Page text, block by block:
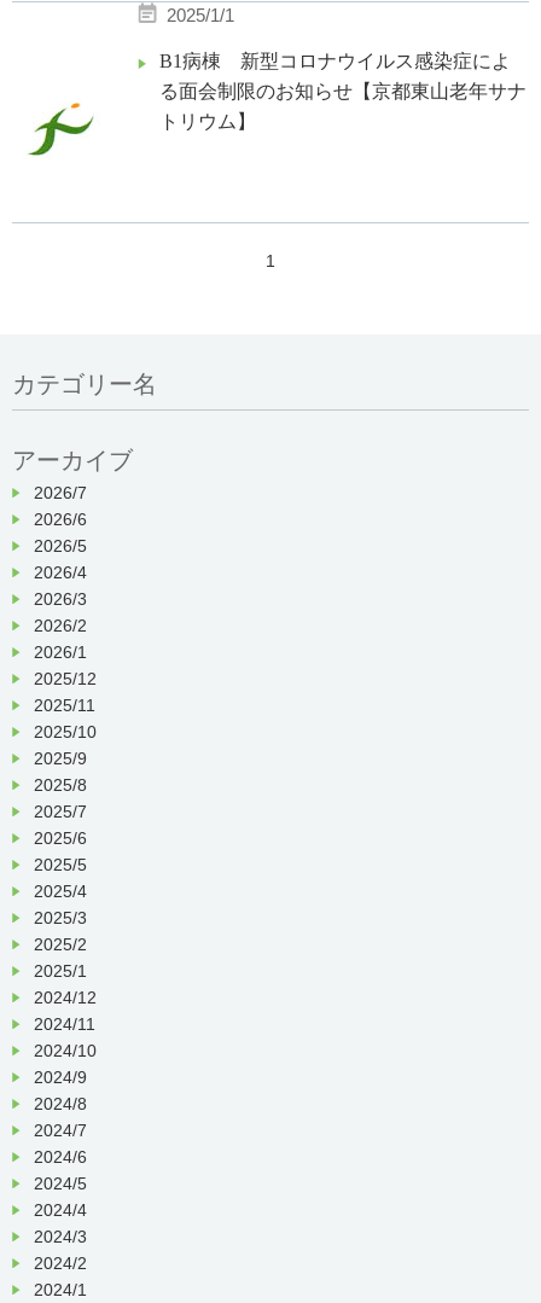
2025/1/1
B1病棟 新型コロナウイルス感染症によ
る面会制限のお知らせ【京都東山老年サナ
トリウム】
1
カテゴリー名
アーカイブ
2026/7
2026/6
2026/5
2026/4
2026/3
2026/2
2026/1
2025/12
2025/11
2025/10
2025/9
2025/8
2025/7
2025/6
2025/5
2025/4
2025/3
2025/2
2025/1
2024/12
2024/11
2024/10
2024/9
2024/8
2024/7
2024/6
2024/5
2024/4
2024/3
2024/2
2024/1